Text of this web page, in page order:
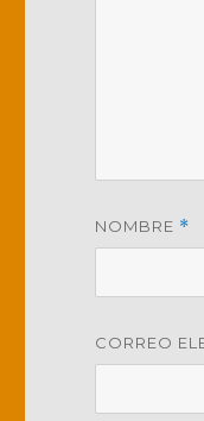
NOMBRE *
CORREO